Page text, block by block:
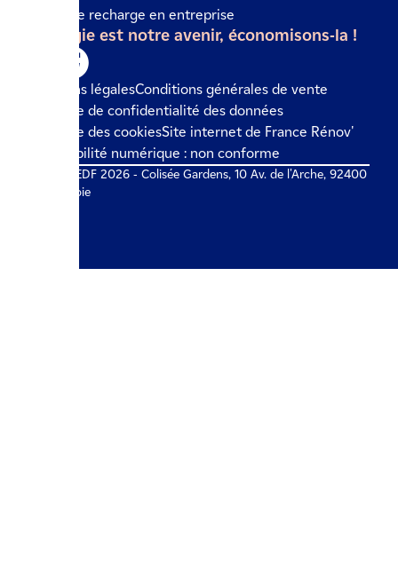
Borne de recharge en entreprise
L'énergie est notre avenir, économisons-la !
Mentions légalesConditions générales de vente
Politique de confidentialité des données
Politique des cookiesSite internet de France Rénov'
Accessibilité numérique : non conforme
© IZI by EDF 2026 - Colisée Gardens, 10 Av. de l'Arche, 92400
Courbevoie